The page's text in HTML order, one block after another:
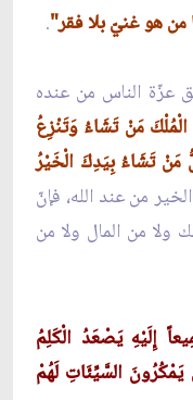
من هو غنيّ بلا فقر".
عزّة الناس من عنده
مَنْ تَشَاءُ وَتَنْزِعُ
تَشَاءُ بِيَدِكَ الْخَيْرُ
من عند الله، فإنّ
ولا من المال ولا من
إِلَيْهِ يَصْعَدُ الْكَلِمُ
السَّيِّئَاتِ لَهُمْ